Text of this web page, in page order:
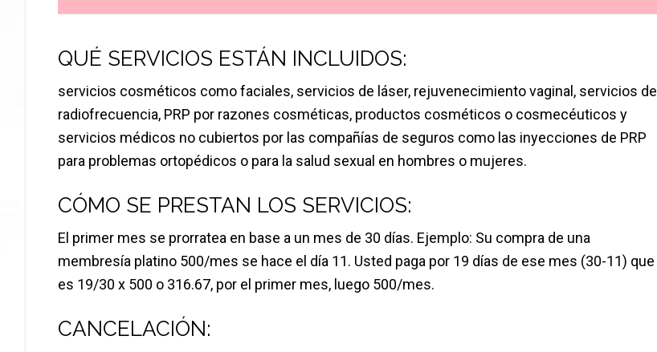
QUÉ SERVICIOS ESTÁN INCLUIDOS:
servicios cosméticos como faciales, servicios de láser, rejuvenecimiento vaginal, servicios de
radiofrecuencia, PRP por razones cosméticas, productos cosméticos o cosmecéuticos y
servicios médicos no cubiertos por las compañías de seguros como las inyecciones de PRP
para problemas ortopédicos o para la salud sexual en hombres o mujeres.
CÓMO SE PRESTAN LOS SERVICIOS:
El primer mes se prorratea en base a un mes de 30 días. Ejemplo: Su compra de una
membresía platino 500/mes se hace el día 11. Usted paga por 19 días de ese mes (30-11) que
es 19/30 x 500 o 316.67, por el primer mes, luego 500/mes.
CANCELACIÓN: